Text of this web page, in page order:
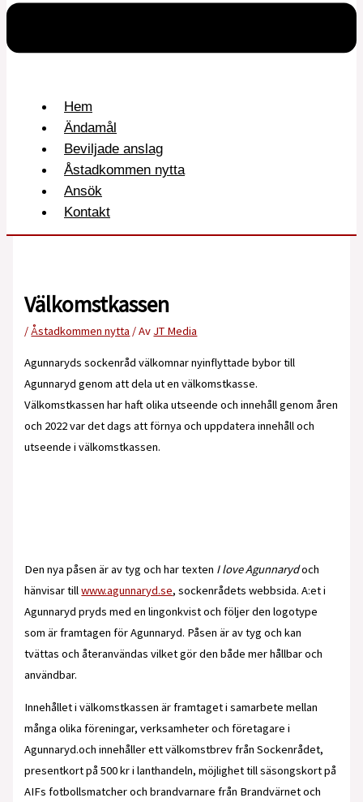
Hem
Ändamål
Beviljade anslag
Åstadkommen nytta
Ansök
Kontakt
Välkomstkassen
/Åstadkommen nytta / Av JT Media
Agunnaryds sockenråd välkomnar nyinflyttade bybor till
Agunnaryd genom att dela ut en välkomstkasse.
Välkomstkassen har haft olika utseende och innehåll genom åren
och 2022 var det dags att förnya och uppdatera innehåll och
utseende i välkomstkassen.
Den nya påsen är av tyg och har texten I love Agunnarydoch
hänvisar tillwww.agunnaryd.se, sockenrådets webbsida. A:et i
Agunnaryd pryds med en lingonkvist och följer den logotype
som är framtagen för Agunnaryd. Påsen är av tyg och kan
tvättas och återanvändas vilket gör den både mer hållbar och
användbar.
Innehållet i välkomstkassen är framtaget i samarbete mellan
många olika föreningar, verksamheter och företagare i
Agunnaryd.och innehåller ett välkomstbrev från Sockenrådet,
presentkort på 500 kr i lanthandeln, möjlighet till säsongskort på
AIFs fotbollsmatcher och brandvarnare från Brandvärnet och